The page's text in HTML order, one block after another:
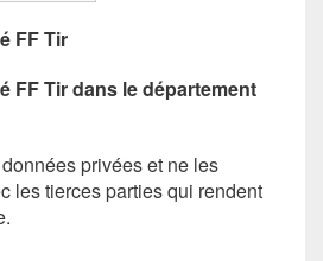
FF Tir
FF Tir dans le département
privées et ne les
les tierces parties qui rendent